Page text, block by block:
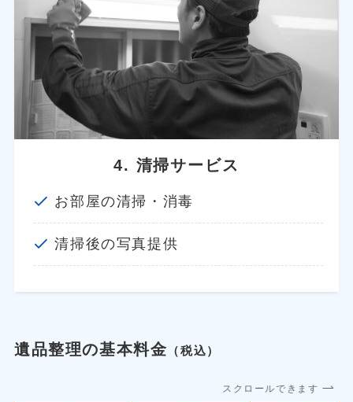
4. 清掃サービス
お部屋の清掃・消毒
清掃後の写真提供
遺品整理の基本料金 （税込）
スクロールできます